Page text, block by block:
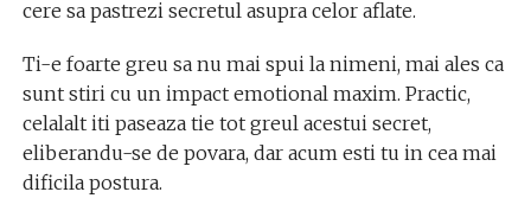
cere sa pastrezi secretul asupra celor aflate.
Ti-e foarte greu sa nu mai spui la nimeni, mai ales ca
sunt stiri cu un impact emotional maxim. Practic,
celalalt iti paseaza tie tot greul acestui secret,
eliberandu-se de povara, dar acum esti tu in cea mai
dificila postura.